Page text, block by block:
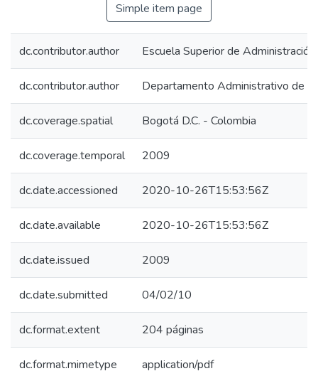
Simple item page
dc.contributor.author Escuela Superior de
dc.contributor.author Departamento Administrativo de
dc.coverage.spatial Bogotá D.C. - Colombia
dc.coverage.temporal 2009
dc.date.accessioned 2020-10-26T15:53:56Z
dc.date.available 2020-10-26T15:53:56Z
dc.date.issued 2009
dc.date.submitted 04/02/10
dc.format.extent 204 páginas
dc.format.mimetype application/pdf